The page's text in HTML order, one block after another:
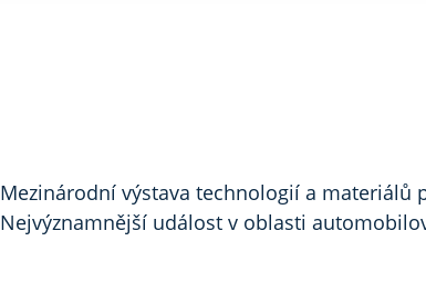
Mezinárodní výstava technologií a materiálů
Nejvýznamnější událost v oblasti